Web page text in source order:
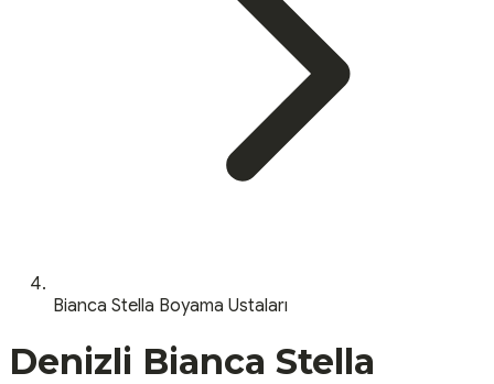
Bianca Stella Boyama Ustaları
Denizli Bianca Stella